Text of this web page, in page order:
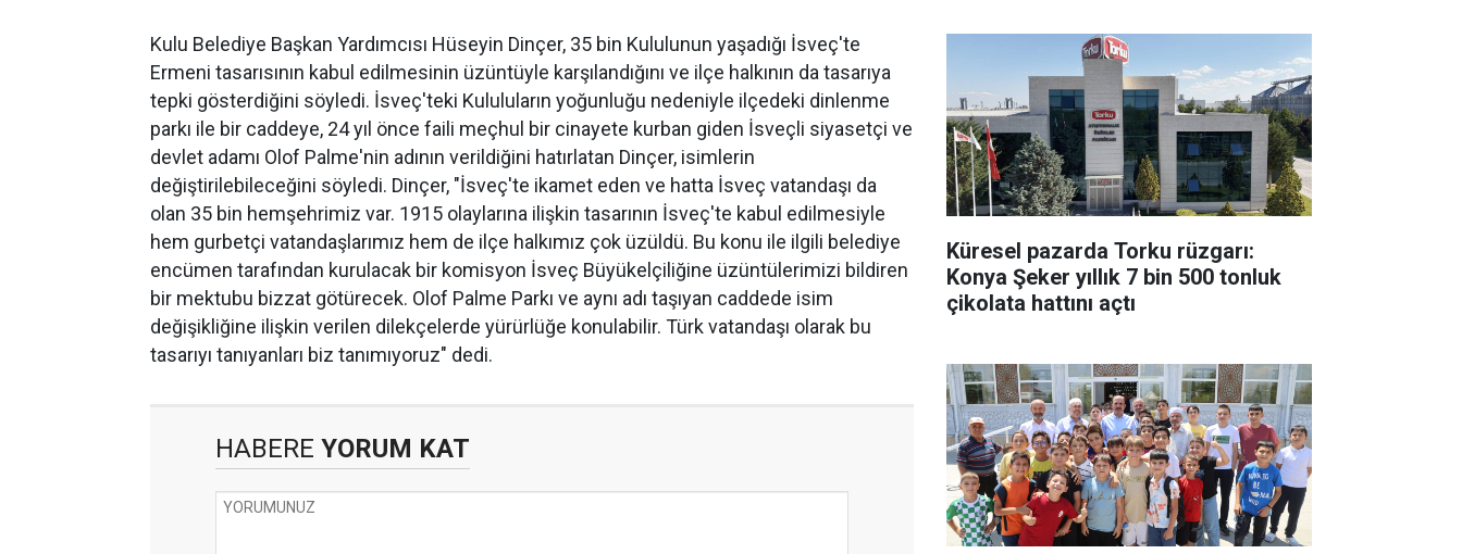
Kulu Belediye Başkan Yardımcısı Hüseyin Dinçer, 35 bin Kululunun yaşadığı İsveç'te
Ermeni tasarısının kabul edilmesinin üzüntüyle karşılandığını ve ilçe halkının da tasarıya
tepki gösterdiğini söyledi. İsveç'teki Kululuların yoğunluğu nedeniyle ilçedeki dinlenme
parkı ile bir caddeye, 24 yıl önce faili meçhul bir cinayete kurban giden İsveçli siyasetçi ve
devlet adamı Olof Palme'nin adının verildiğini hatırlatan Dinçer, isimlerin
değiştirilebileceğini söyledi. Dinçer, "İsveç'te ikamet eden ve hatta İsveç vatandaşı da
olan 35 bin hemşehrimiz var. 1915 olaylarına ilişkin tasarının İsveç'te kabul edilmesiyle
hem gurbetçi vatandaşlarımız hem de ilçe halkımız çok üzüldü. Bu konu ile ilgili belediye
encümen tarafından kurulacak bir komisyon İsveç Büyükelçiliğine üzüntülerimizi bildiren
bir mektubu bizzat götürecek. Olof Palme Parkı ve aynı adı taşıyan caddede isim
değişikliğine ilişkin verilen dilekçelerde yürürlüğe konulabilir. Türk vatandaşı olarak bu
tasarıyı tanıyanları biz tanımıyoruz" dedi.
HABERE YORUM KAT
Küresel pazarda Torku rüzgarı:
Konya Şeker yıllık 7 bin 500 tonluk
çikolata hattını açtı